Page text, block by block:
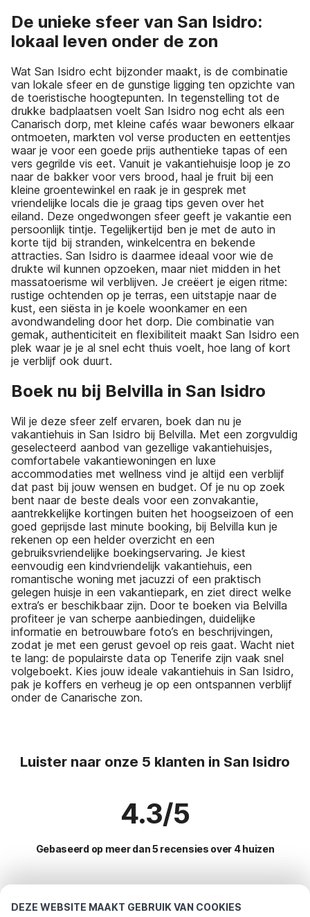
DEZE WEBSITE MAAKT GEBRUIK VAN COOKIES
De unieke sfeer van San Isidro:
lokaal leven onder de zon
Wat San Isidro echt bijzonder maakt, is de combinatie
van lokale sfeer en de gunstige ligging ten opzichte van
de toeristische hoogtepunten. In tegenstelling tot de
drukke badplaatsen voelt San Isidro nog echt als een
Canarisch dorp, met kleine cafés waar bewoners elkaar
ontmoeten, markten vol verse producten en eettentjes
waar je voor een goede prijs authentieke tapas of een
vers gegrilde vis eet. Vanuit je vakantiehuisje loop je zo
naar de bakker voor vers brood, haal je fruit bij een
kleine groentewinkel en raak je in gesprek met
vriendelijke locals die je graag tips geven over het
eiland. Deze ongedwongen sfeer geeft je vakantie een
persoonlijk tintje. Tegelijkertijd ben je met de auto in
korte tijd bij stranden, winkelcentra en bekende
attracties. San Isidro is daarmee ideaal voor wie de
drukte wil kunnen opzoeken, maar niet midden in het
massatoerisme wil verblijven. Je creëert je eigen ritme:
rustige ochtenden op je terras, een uitstapje naar de
kust, een siësta in je koele woonkamer en een
avondwandeling door het dorp. Die combinatie van
gemak, authenticiteit en flexibiliteit maakt San Isidro een
plek waar je je al snel echt thuis voelt, hoe lang of kort
je verblijf ook duurt.
Boek nu bij Belvilla in San Isidro
Wil je deze sfeer zelf ervaren, boek dan nu je
vakantiehuis in San Isidro bij Belvilla. Met een zorgvuldig
geselecteerd aanbod van gezellige vakantiehuisjes,
comfortabele vakantiewoningen en luxe
accommodaties met wellness vind je altijd een verblijf
dat past bij jouw wensen en budget. Of je nu op zoek
bent naar de beste deals voor een zonvakantie,
aantrekkelijke kortingen buiten het hoogseizoen of een
goed geprijsde last minute booking, bij Belvilla kun je
rekenen op een helder overzicht en een
gebruiksvriendelijke boekingservaring. Je kiest
eenvoudig een kindvriendelijk vakantiehuis, een
romantische woning met jacuzzi of een praktisch
gelegen huisje in een vakantiepark, en ziet direct welke
extra’s er beschikbaar zijn. Door te boeken via Belvilla
profiteer je van scherpe aanbiedingen, duidelijke
informatie en betrouwbare foto’s en beschrijvingen,
zodat je met een gerust gevoel op reis gaat. Wacht niet
te lang: de populairste data op Tenerife zijn vaak snel
volgeboekt. Kies jouw ideale vakantiehuis in San Isidro,
pak je koffers en verheug je op een ontspannen verblijf
onder de Canarische zon.
Luister naar onze 5 klanten in San Isidro
4.3/5
Gebaseerd op meer dan 5 recensies over 4 huizen
Meest populaire bestemmingen voor